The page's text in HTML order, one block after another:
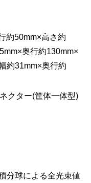
約50mm×高さ約
奥行約130mm×
約31mm×奥行約
クター(筐体一体型)
分球による全光束値